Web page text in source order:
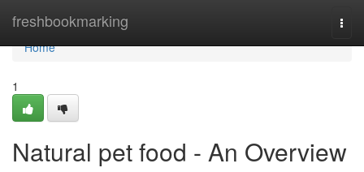
freshbookmarking
Home
Home
1
Natural pet food - An Overview